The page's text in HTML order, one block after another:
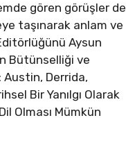
gören görüşler de
taşınarak anlam ve
Aysun
Bütünselliği ve
Austin, Derrida,
Bir Yanılgı Olarak
Olması Mümkün